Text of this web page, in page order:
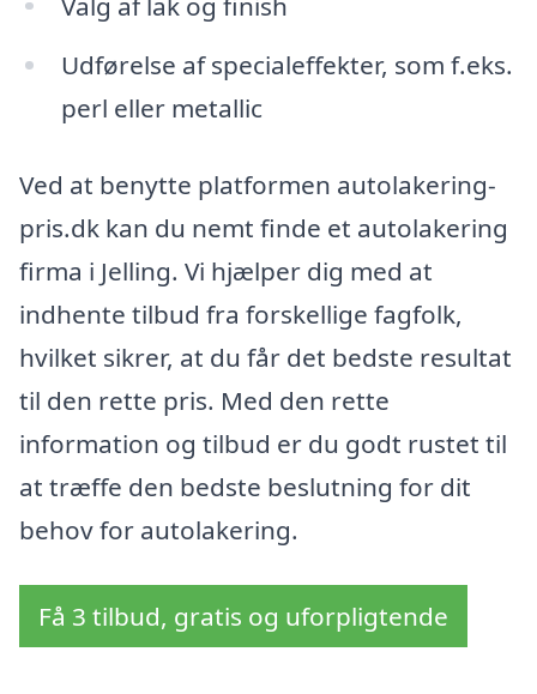
Udførelse af specialeffekter, som f.eks.
perl eller metallic
Ved at benytte platformen autolakering-
pris.dk kan du nemt finde et autolakering
firma i Jelling. Vi hjælper dig med at
indhente tilbud fra forskellige fagfolk,
hvilket sikrer, at du får det bedste resultat
til den rette pris. Med den rette
information og tilbud er du godt rustet til
at træffe den bedste beslutning for dit
behov for autolakering.
Få 3 tilbud, gratis og uforpligtende